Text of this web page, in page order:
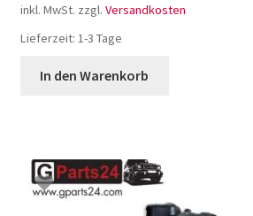
inkl. MwSt. zzgl. Versandkosten
Lieferzeit: 1-3 Tage
In den Warenkorb